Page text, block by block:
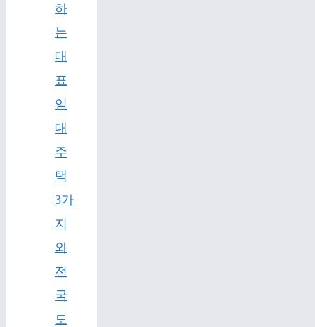
하
는
대
표
임
대
주
택
3가
지
와
전
국
도